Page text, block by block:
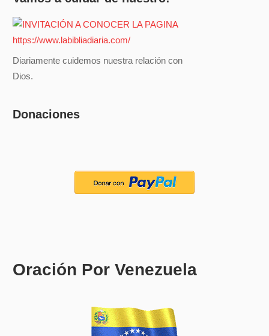
Diariamente cuidemos nuestra relación con
Dios.
Donaciones
Oración Por Venezuela